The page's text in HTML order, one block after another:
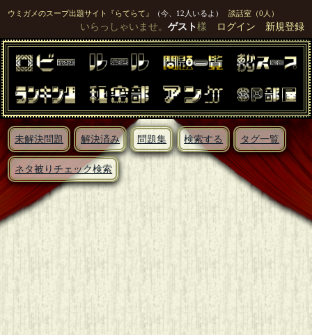
ウミガメのスープ出題サイト『らてらて』 （今、12人いるよ） 談話室（0人）
いらっしゃいませ。 ゲスト様 ログイン 新規登録
未解決問題 解決済み 問題集 検索する タグ一覧
ネタ被りチェック検索